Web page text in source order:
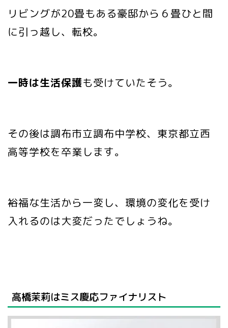
リビングが20畳もある豪邸から６畳ひと間
に引っ越し、転校。
一時は生活保護も受けていたそう。
その後は調布市立調布中学校、東京都立西
高等学校を卒業します。
裕福な生活から一変し、環境の変化を受け
入れるのは大変だったでしょうね。
高橋茉莉はミス慶応ファイナリスト